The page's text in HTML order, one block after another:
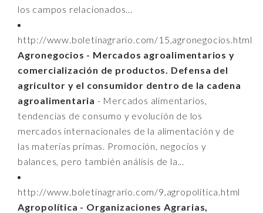
los campos relacionados...
http://www.boletinagrario.com/15,agronegocios.html
Agronegocios - Mercados agroalimentarios y
comercialización de productos. Defensa del
agricultor y el consumidor dentro de la cadena
agroalimentaria - Mercados alimentarios,
tendencias de consumo y evolución de los
mercados internacionales de la alimentación y de
las materias primas. Promoción, negocios y
balances, pero también análisis de la...
http://www.boletinagrario.com/9,agropolitica.html
Agropolítica - Organizaciones Agrarias,